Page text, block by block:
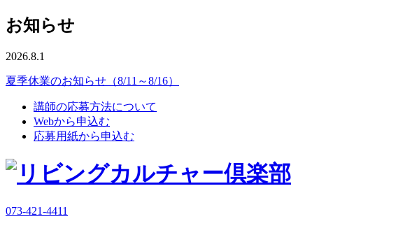
お知らせ
2026.8.1
夏季休業のお知らせ（8/11～8/16）
講師の応募方法について
Webから申込む
応募用紙から申込む
073-421-4411